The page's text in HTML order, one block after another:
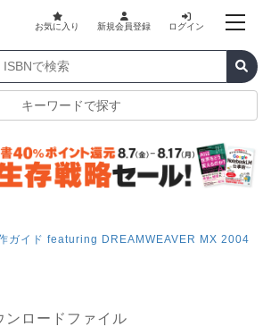
お気に入り 新規会員登録 ログイン
キーワードで探す
ガイド featuring DREAMWEAVER MX 2004
ンロードファイル